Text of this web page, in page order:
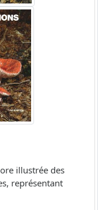
illustrée des
représentant